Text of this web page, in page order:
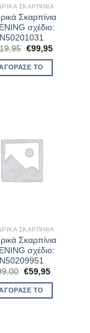
ΣΚΑΡΠΊΝΙΑ
Σκαρπίνια
σχέδιο:
N50201031
Original
was:
€119,95.
€99,95Η
ΤΟ
ΣΚΑΡΠΊΝΙΑ
Σκαρπίνια
σχέδιο:
N50209951
Original
was:
€99,00.
€59,95Η
ΤΟ